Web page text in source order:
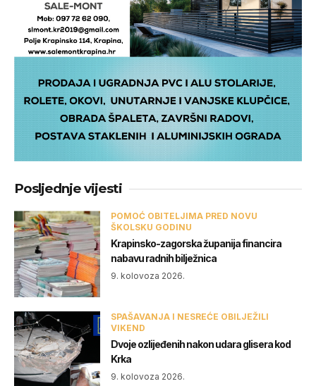
Posljednje vijesti
POMOĆ OBITELJIMA PRED NOVU
ŠKOLSKU GODINU
Krapinsko-zagorska županija financira
nabavu radnih bilježnica
9. kolovoza 2026.
SPAŠAVANJA I NESREĆE OBILJEŽILI
VIKEND
Dvoje ozlijeđenih nakon udara glisera kod
Krka
9. kolovoza 2026.